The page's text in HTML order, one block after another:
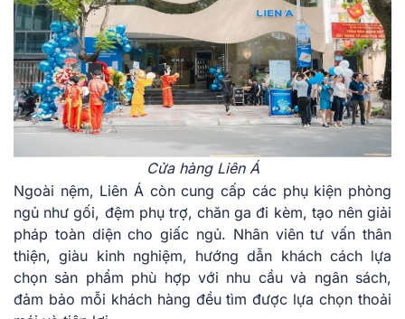
Cửa hàng Liên Á
Ngoài nệm, Liên Á còn cung cấp các phụ kiện phòng
ngủ như gối, đệm phụ trợ, chăn ga đi kèm, tạo nên giải
pháp toàn diện cho giấc ngủ. Nhân viên tư vấn thân
thiện, giàu kinh nghiệm, hướng dẫn khách cách lựa
chọn sản phẩm phù hợp với nhu cầu và ngân sách,
đảm bảo mỗi khách hàng đều tìm được lựa chọn thoải